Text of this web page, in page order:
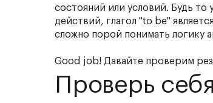
состояний или условий. Будь то
действий, глагол "to be"
сложно порой понимать логику
Good job! Давайте проверим
Проверь себя